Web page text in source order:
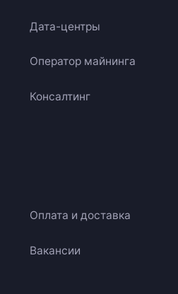
Дата-центры
Оператор майнинга
Консалтинг
Оплата и доставка
Вакансии